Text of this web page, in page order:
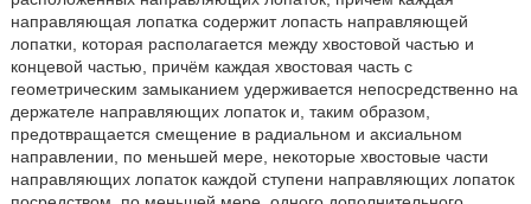
направляющая лопатка содержит лопасть направляющей
лопатки, которая располагается между хвостовой частью и
концевой частью, причём каждая хвостовая часть с
геометрическим замыканием удерживается непосредственно на
держателе направляющих лопаток и, таким образом,
предотвращается смещение в радиальном и аксиальном
направлении, по меньшей мере, некоторые хвостовые части
направляющих лопаток каждой ступени направляющих лопаток